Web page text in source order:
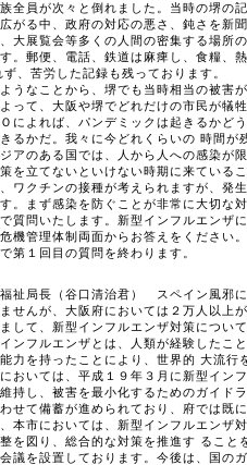
全員が次々と倒れました。当時の堺の
がる中、政府の対応の悪さ、鈍さを新
大展覧会等多くの人間の密集する場所
。郵便、電話、鉄道は麻痺し、食糧、
ず、苦労した記録も残っております。
うなことから、堺でも当時相当の被害
って、大阪や堺でどれだけの市民が犠
によれば、パンデミックは起きるかど
るかだ。我々に今どれくらいの 時間が
アのある国では、人から人への感染が
を立てないといけない時期に来ている
ワクチンの接種が考えられますが、発
。まず感染を防ぐことが非常に大切な対
質問いたします。新型インフルエンザ
機管理体制両面からお答えをください。
第１回目の質問を終わります。
祉局長（谷口清治君） スペイン風邪
せんが、大阪府においては２万人以上
して、新型インフルエンザ対策について
ンフルエンザとは、人類が経験したこ
力を持ったことにより、世界的 大流行
おいては、平成１９年３月に新型イン
持し、被害を最小化するためのガイド
せて備蓄が進められており、府では既
本市においては、新型インフルエンザ
を図り、総合的な対策を推進す ること
議を設置しております。今後は、国の